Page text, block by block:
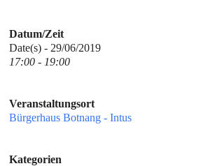
Datum/Zeit
Date(s) - 29/06/2019
17:00 - 19:00
Veranstaltungsort
Bürgerhaus Botnang - Intus
Kategorien